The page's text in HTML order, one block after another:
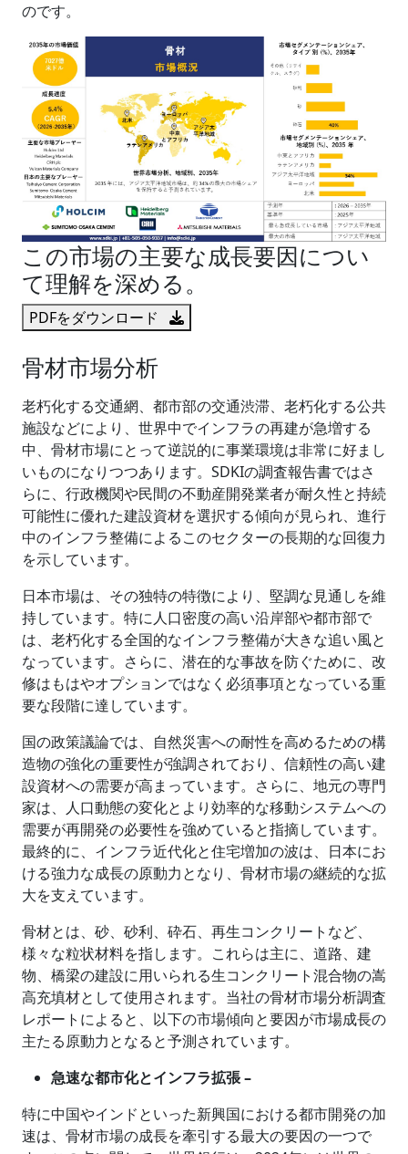
のです。
この市場の主要な成長要因につい
て理解を深める。
PDFをダウンロード
骨材市場分析
老朽化する交通網、都市部の交通渋滞、老朽化する公共
施設などにより、世界中でインフラの再建が急増する
中、骨材市場にとって逆説的に事業環境は非常に好まし
いものになりつつあります。SDKIの調査報告書ではさ
らに、行政機関や民間の不動産開発業者が耐久性と持続
可能性に優れた建設資材を選択する傾向が見られ、進行
中のインフラ整備によるこのセクターの長期的な回復力
を示しています。
日本市場は、その独特の特徴により、堅調な見通しを維
持しています。特に人口密度の高い沿岸部や都市部で
は、老朽化する全国的なインフラ整備が大きな追い風と
なっています。さらに、潜在的な事故を防ぐために、改
修はもはやオプションではなく必須事項となっている重
要な段階に達しています。
国の政策議論では、自然災害への耐性を高めるための構
造物の強化の重要性が強調されており、信頼性の高い建
設資材への需要が高まっています。さらに、地元の専門
家は、人口動態の変化とより効率的な移動システムへの
需要が再開発の必要性を強めていると指摘しています。
最終的に、インフラ近代化と住宅増加の波は、日本にお
ける強力な成長の原動力となり、骨材市場の継続的な拡
大を支えています。
骨材とは、砂、砂利、砕石、再生コンクリートなど、
様々な粒状材料を指します。これらは主に、道路、建
物、橋梁の建設に用いられる生コンクリート混合物の嵩
高充填材として使用されます。当社の骨材市場分析調査
レポートによると、以下の市場傾向と要因が市場成長の
主たる原動力となると予測されています。
急速な都市化とインフラ拡張 –
特に中国やインドといった新興国における都市開発の加
速は、骨材市場の成長を牽引する最大の要因の一つで